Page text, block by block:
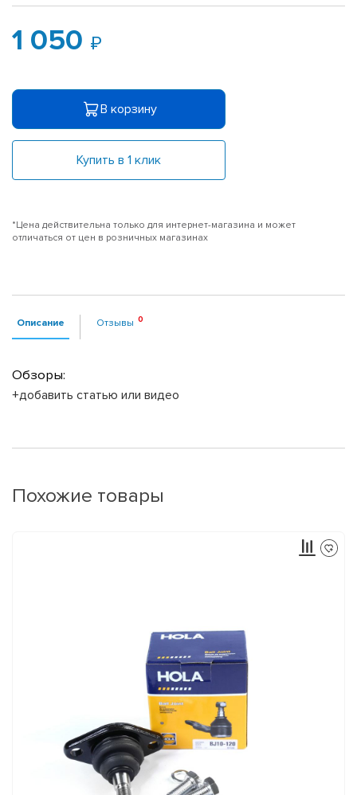
1 050
В корзину
Купить в 1 клик
*Цена действительна только для интернет-магазина и может
отличаться от цен в розничных магазинах
Описание Отзывы
Обзоры:
+добавить статью или видео
Похожие товары